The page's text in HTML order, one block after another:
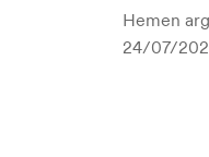
Hemen
24/07/